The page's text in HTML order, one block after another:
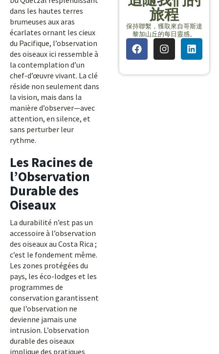
dans les hautes terres
brumeuses aux aras
écarlates ornant les cieux
du Pacifique, l’observation
des oiseaux ici ressemble à
la contemplation d’un
chef-d’œuvre vivant. La clé
réside non seulement dans
la vision, mais dans la
manière d’observer—avec
attention, en silence, et
sans perturber leur
rythme.
Les Racines de
l’Observation
Durable des
Oiseaux
La durabilité n’est pas un
accessoire à l’observation
des oiseaux au Costa Rica ;
c’est le fondement même.
Les zones protégées du
pays, les éco-lodges et les
programmes de
conservation garantissent
que l’observation ne
devienne jamais une
intrusion. L’observation
durable des oiseaux
implique des pratiques
旅程
保持聯繫，獲取來自哥斯達
黎加山丘的每日靈感。